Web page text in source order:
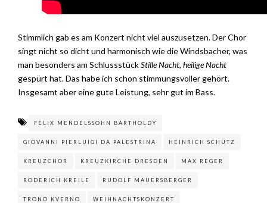
Stimmlich gab es am Konzert nicht viel auszusetzen. Der Chor
singt nicht so dicht und harmonisch wie die Windsbacher, was
man besonders am SchlussstückStille Nacht, heilige Nacht
gespürt hat. Das habe ich schon stimmungsvoller gehört.
Insgesamt aber eine gute Leistung, sehr gut im Bass.
FELIX MENDELSSOHN BARTHOLDY
GIOVANNI PIERLUIGI DA PALESTRINA HEINRICH SCHÜTZ
KREUZCHOR KREUZKIRCHE DRESDEN MAX REGER
RODERICH KREILE RUDOLF MAUERSBERGER
TROND KVERNO WEIHNACHTSKONZERT